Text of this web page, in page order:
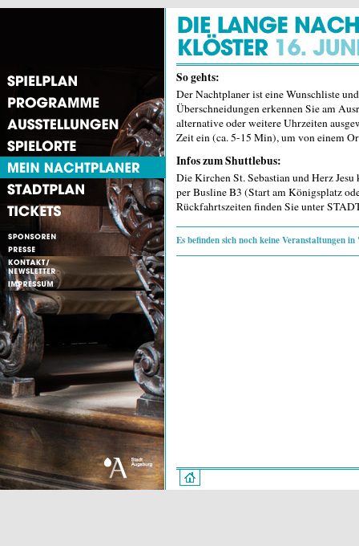
So gehts:
Der Nachtplaner ist eine Wunschliste
Überschneidungen erkennen Sie am
alternative oder weitere Uhrzeiten
Zeit ein (ca. 5-15 Min), um von einem
Infos zum Shuttlebus:
Die Kirchen St. Sebastian und Herz
per Busline B3 (Start am Königsplatz
Rückfahrtszeiten finden Sie unter
Es befinden sich noch keine Veranstaltungen